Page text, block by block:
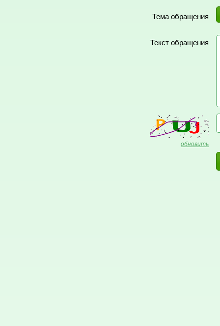
Тема обращения
Текст обращения
обновить